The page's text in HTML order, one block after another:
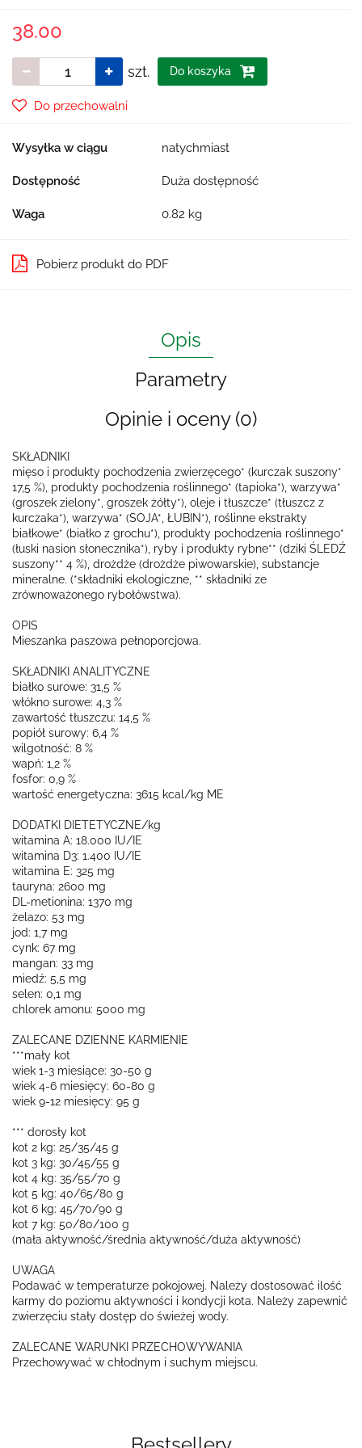
38.00
szt. Do koszyka
Do przechowalni
Wysyłka w ciągu natychmiast
Dostępność Duża dostępność
Waga 0.82 kg
Pobierz produkt do PDF
Opis
Parametry
Opinie i oceny (0)
SKŁADNIKI
mięso i produkty pochodzenia zwierzęcego* (kurczak suszony*
17,5 %), produkty pochodzenia roślinnego* (tapioka*), warzywa*
(groszek zielony*, groszek żółty*), oleje i tłuszcze* (tłuszcz z
kurczaka*), warzywa* (SOJA*, ŁUBIN*), roślinne ekstrakty
białkowe* (białko z grochu*), produkty pochodzenia roślinnego*
(łuski nasion słonecznika*), ryby i produkty rybne** (dziki ŚLEDŹ
suszony** 4 %), drożdże (drożdże piwowarskie), substancje
mineralne. (*składniki ekologiczne, ** składniki ze
zrównoważonego rybołówstwa).
OPIS
Mieszanka paszowa pełnoporcjowa.
SKŁADNIKI ANALITYCZNE
białko surowe: 31,5 %
włókno surowe: 4,3 %
zawartość tłuszczu: 14,5 %
popiół surowy: 6,4 %
wilgotność: 8 %
wapń: 1,2 %
fosfor: 0,9 %
wartość energetyczna: 3615 kcal/kg ME
DODATKI DIETETYCZNE/kg
witamina A: 18.000 IU/IE
witamina D3: 1.400 IU/IE
witamina E: 325 mg
tauryna: 2600 mg
DL-metionina: 1370 mg
żelazo: 53 mg
jod: 1,7 mg
cynk: 67 mg
mangan: 33 mg
miedź: 5,5 mg
selen: 0,1 mg
chlorek amonu: 5000 mg
ZALECANE DZIENNE KARMIENIE
***mały kot
wiek 1-3 miesiące: 30-50 g
wiek 4-6 miesięcy: 60-80 g
wiek 9-12 miesięcy: 95 g
*** dorosły kot
kot 2 kg: 25/35/45 g
kot 3 kg: 30/45/55 g
kot 4 kg: 35/55/70 g
kot 5 kg: 40/65/80 g
kot 6 kg: 45/70/90 g
kot 7 kg: 50/80/100 g
(mała aktywność/średnia aktywność/duża aktywność)
UWAGA
Podawać w temperaturze pokojowej. Należy dostosować ilość
karmy do poziomu aktywności i kondycji kota. Należy zapewnić
zwierzęciu stały dostęp do świeżej wody.
ZALECANE WARUNKI PRZECHOWYWANIA
Przechowywać w chłodnym i suchym miejscu.